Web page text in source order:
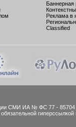
Баннерная
Реклама в
Classified
СМИ ИА № ФС 77 - 85704
гиперссылкой